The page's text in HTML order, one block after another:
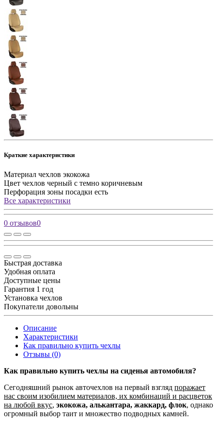
Краткие характеристики
Материал чехлов экокожа
Цвет чехлов черный с темно коричневым
Перфорация зоны посадки есть
Все характеристики
0 отзывов0
Быстрая доставка
Удобная оплата
Доступные цены
Гарантия 1 год
Установка чехлов
Покупатели довольны
Описание
Характеристики
Как правильно купить чехлы
Отзывы (0)
Как правильно купить чехлы на сиденья автомобиля?
Сегодняшний рынок авточехлов на первый взгляд поражает
нас своим изобилием материалов, их комбинаций и расцветок
на любой вкус, экокожа, алькантара, жаккард, флок, однако
огромный выбор таит и множество подводных камней.